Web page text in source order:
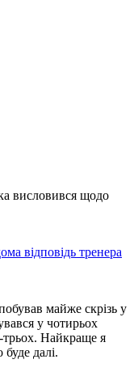
висловився щодо
відповідь тренера
майже скрізь у
у чотирьох
трьох. Найкраще я
далі.